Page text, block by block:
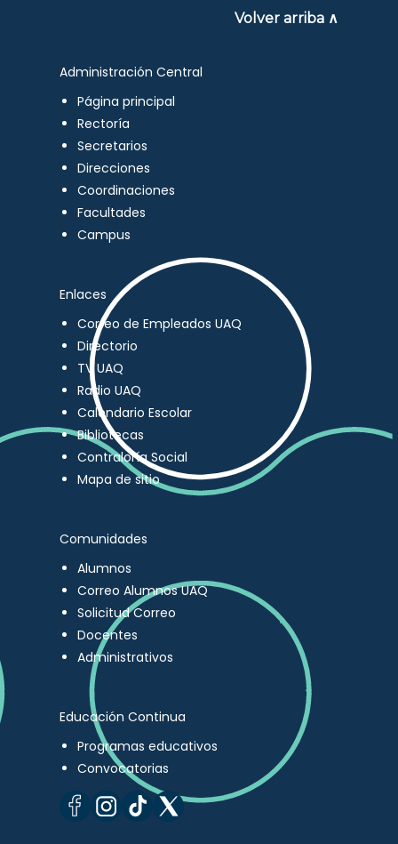
Volver arriba ∧
Administración Central
Página principal
Rectoría
Secretarios
Direcciones
Coordinaciones
Facultades
Campus
Enlaces
Correo de Empleados UAQ
Directorio
TV UAQ
Radio UAQ
Calendario Escolar
Bibliotecas
Contraloría Social
Mapa de sitio
Comunidades
Alumnos
Correo Alumnos UAQ
Solicitud Correo
Docentes
Administrativos
Educación Continua
Programas educativos
Convocatorias